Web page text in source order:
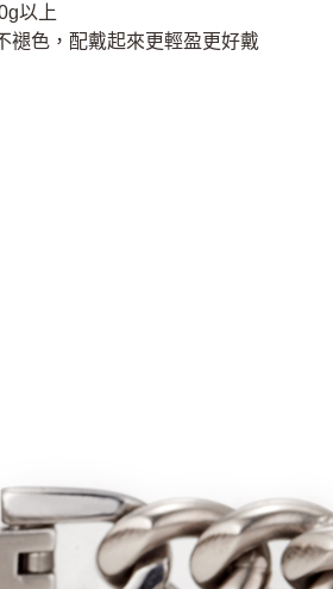
以上
褪色，配戴起來更輕盈更好戴